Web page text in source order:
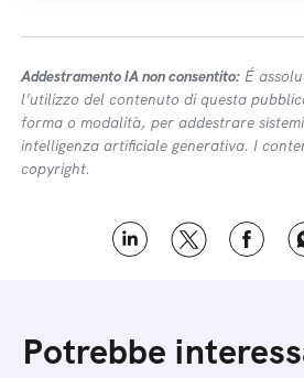
Addestramento IA non consentito: É
l’utilizzo del contenuto di questa
forma o modalità, per addestrare
intelligenza artificiale generativa. I
copyright.
Potrebbe